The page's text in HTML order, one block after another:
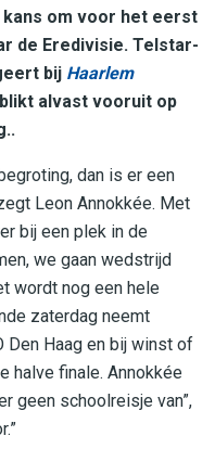
kans om voor het eerst
de Eredivisie. Telstar-
bij Haarlem
alvast vooruit op
dan is er een
Leon Annokkée. Met
bij een plek in de
we gaan wedstrijd
wordt nog een hele
zaterdag neemt
Den Haag en bij winst of
halve finale. Annokkée
geen schoolreisje van”,